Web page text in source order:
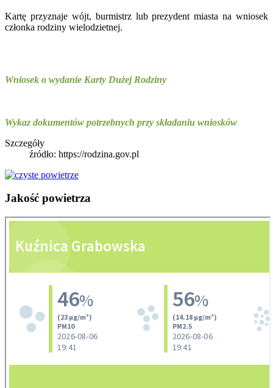
Kartę przyznaje wójt, burmistrz lub prezydent miasta na wniosek
członka rodziny wielodzietnej.
Wniosek o wydanie Karty Dużej Rodziny
Wykaz dokumentów potrzebnych przy składaniu wniosków
Szczegóły
źródło: https://rodzina.gov.pl
Jakość powietrza